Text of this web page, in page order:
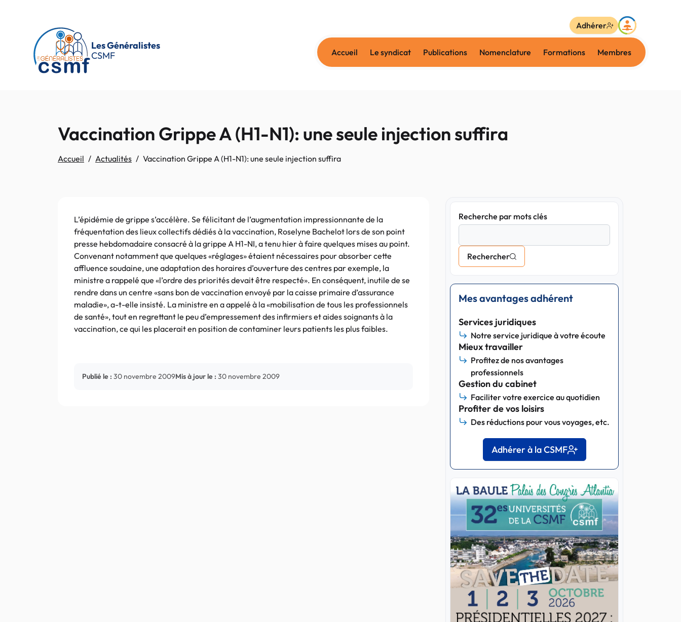
Les Généralistes
CSMF
Accueil Le syndicat Publications Nomenclature Formations Membres
Adhérer
Vaccination Grippe A (H1-N1): une seule injection suffira
Accueil Actualités Vaccination Grippe A (H1-N1): une seule injection suffira
L’épidémie de grippe s’accélère. Se félicitant de l’augmentation impressionnante de la
fréquentation des lieux collectifs dédiés à la vaccination, Roselyne Bachelot lors de son point
presse hebdomadaire consacré à la grippe A H1-NI, a tenu hier à faire quelques mises au point.
Convenant notamment que quelques «réglages» étaient nécessaires pour absorber cette
affluence soudaine, une adaptation des horaires d’ouverture des centres par exemple, la
ministre a rappelé que «l’ordre des priorités devait être respecté». En conséquent, inutile de se
rendre dans un centre «sans bon de vaccination envoyé par la caisse primaire d’assurance
maladie», a-t-elle insisté. La ministre en a appelé à la «mobilisation de tous les professionnels
de santé», tout en regrettant le peu d’empressement des infirmiers et aides soignants à la
vaccination, ce qui les placerait en position de contaminer leurs patients les plus faibles.
Publié le : 30 novembre 2009Mis à jour le : 30 novembre 2009
Recherche par mots clés
Rechercher
Mes avantages adhérent
Services juridiques
Notre service juridique à votre écoute
Mieux travailler
Profitez de nos avantages
professionnels
Gestion du cabinet
Faciliter votre exercice au quotidien
Profiter de vos loisirs
Des réductions pour vous voyages, etc.
Adhérer à la CSMF